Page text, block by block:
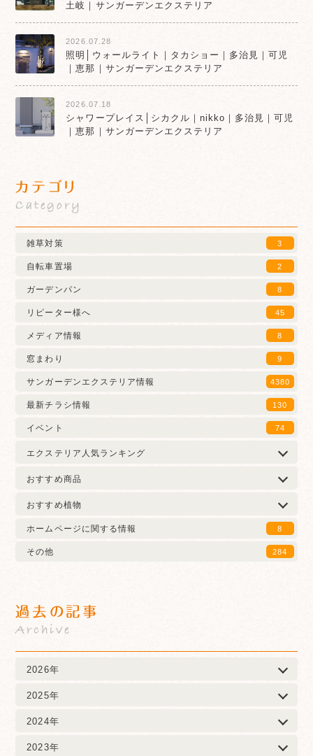
土岐｜サンガーデンエクステリア
2026.07.28
照明│ウォールライト｜タカショー｜多治見｜可児
｜恵那｜サンガーデンエクステリア
2026.07.18
シャワープレイス│シカクル｜nikko｜多治見｜可児
｜恵那｜サンガーデンエクステリア
カテゴリ
Category
雑草対策 3
自転車置場 2
ガーデンパン 8
リピーター様へ 45
メディア情報 8
窓まわり 9
サンガーデンエクステリア情報 4380
最新チラシ情報 130
イベント 74
エクステリア人気ランキング
おすすめ商品
おすすめ植物
ホームページに関する情報
8
その他 284
過去の記事
Archive
2026年
2025年
2024年
2023年